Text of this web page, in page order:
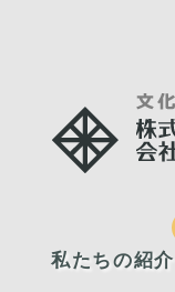
私たちの紹介